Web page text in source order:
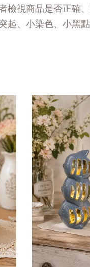
檢視商品是否正確
起、小染色、小黑